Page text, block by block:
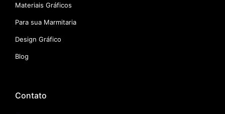
Materiais Gráficos
Para sua Marmitaria
Design Gráfico
Blog
Contato